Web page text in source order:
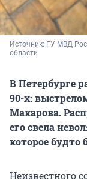
Источник: ГУ МВД
области
В Петербурге
90-х:
Макарова.
его свела
которое будто
Неизвестного